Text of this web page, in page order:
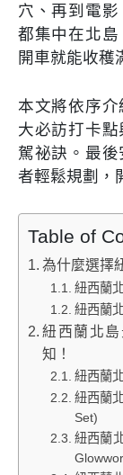
穴、再到電
都集中在北
開車就能收穫
本文將依序
大必訪打卡
駕祕訣。最
者輕鬆規劃，
Table of
為什麼選擇
紐西蘭
紐西蘭
紐西蘭北
知！
紐西蘭
紐西蘭
Set)
紐西蘭